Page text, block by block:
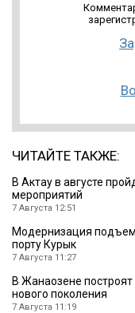
ЧИТАЙТЕ ТАКЖЕ:
В Актау в августе
мероприятий
7 Августа 12:51
Модернизация
порту Курык
7 Августа 11:27
В Жанаозене
нового поколения
7 Августа 11:19